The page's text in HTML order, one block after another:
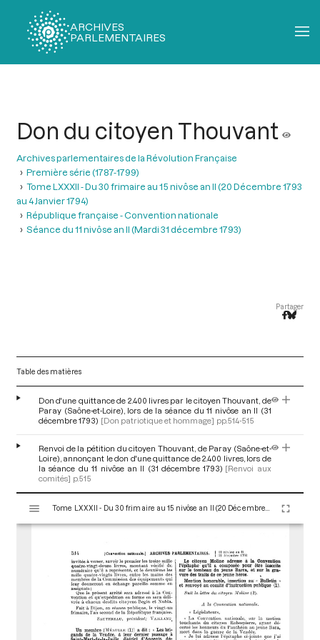
ARCHIVES
PARLEMENTAIRES
Don du citoyen Thouvant
Archives parlementaires de la Révolution Française
Première série (1787-1799)
Tome LXXXII - Du 30 frimaire au 15 nivôse an II (20 Décembre 1793
au 4 Janvier 1794)
République française - Convention nationale
Séance du 11 nivôse an II (Mardi 31 décembre 1793)
Partager
Table des matières
Don d'une quittance de 2.400 livres par le citoyen Thouvant, de
Paray (Saône-et-Loire), lors de la séance du 11 nivôse an II (31
décembre 1793) [Don patriotique et hommage] pp.514-515
Renvoi de la pétition du citoyen Thouvant, de Paray (Saône-et-
Loire), annonçant le don d'une quittance de 2.400 livres, lors de
la séance du 11 nivôse an II (31 décembre 1793) [Renvoi aux
comités] p.515
s